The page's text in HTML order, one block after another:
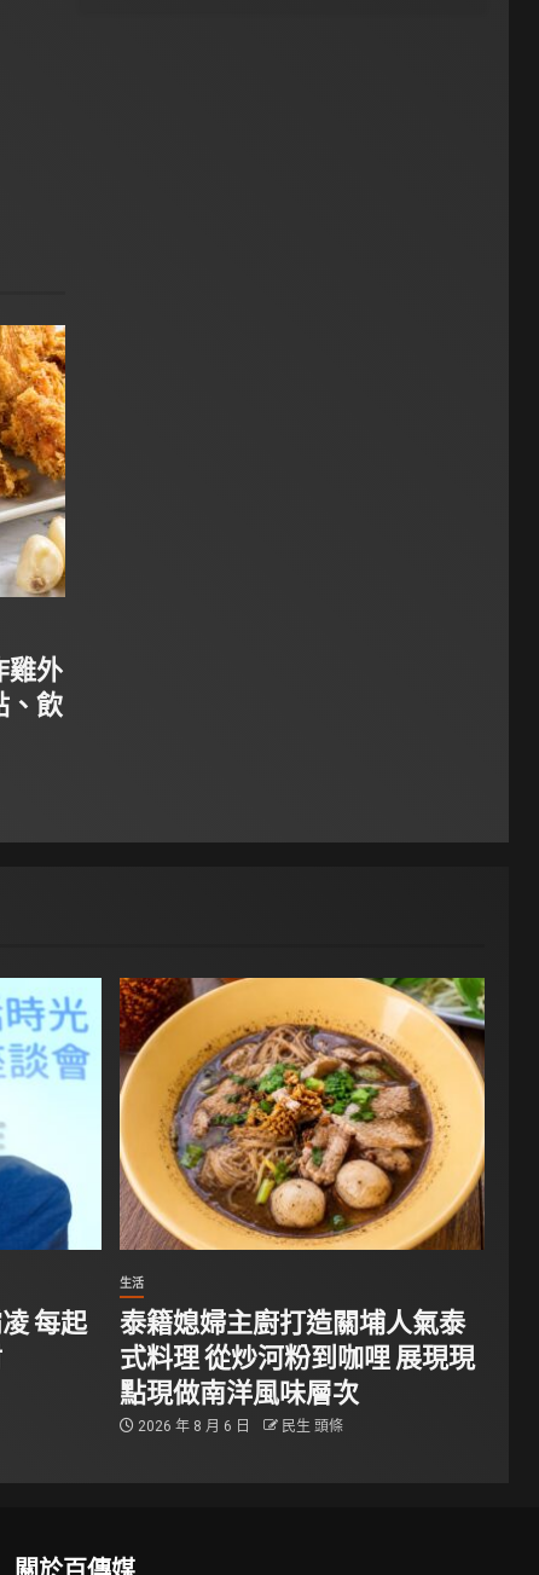
雞外
、飲
每起
生活
泰籍媳婦主廚打造關埔人氣泰
式料理 從炒河粉到咖哩 展現現
點現做南洋風味層次
2026 年 8 月 6 日 民生 頭條